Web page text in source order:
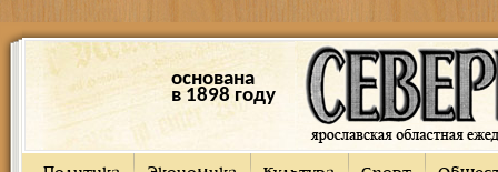
основана
в 1898 году